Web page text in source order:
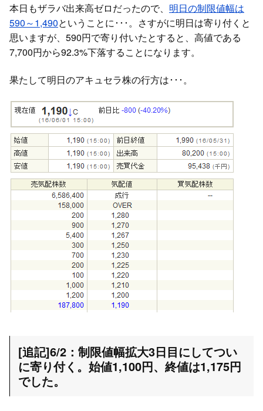
本日もザラバ出来高ゼロだったので、 明日の制限値幅は
590～1,490ということに･･･。さすがに明日は寄り付くと
思いますが、590円で寄り付いたとすると、高値である
7,700円から92.3%下落することになります。
果たして明日のアキュセラ株の行方は･･･。
[追記]6/2：制限値幅拡大3日目にしてつい
に寄り付く。始値1,100円、終値は1,175円
でした。